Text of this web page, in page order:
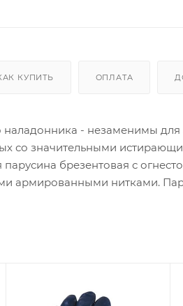
КУПИТЬ ОПЛАТА
- незаменимы
со значительными
брезентовая с
армированными нитками.